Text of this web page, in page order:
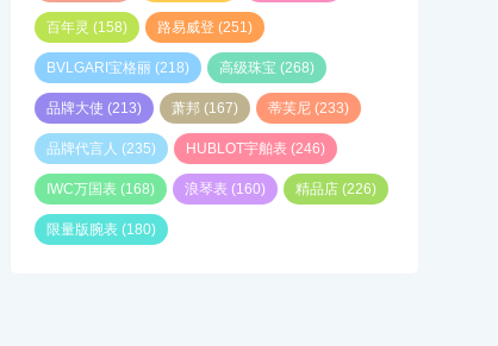
百年灵 (158) 路易威登 (251)
BVLGARI宝格丽 (218) 高级珠宝 (268)
品牌大使 (213) 萧邦 (167) 蒂芙尼 (233)
品牌代言人 (235) HUBLOT宇舶表 (246)
IWC万国表 (168) 浪琴表 (160) 精品店 (226)
限量版腕表 (180)